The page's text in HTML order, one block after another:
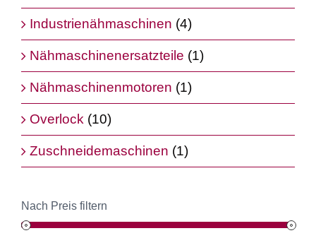
Industrienähmaschinen (4)
Nähmaschinenersatzteile (1)
Nähmaschinenmotoren (1)
Overlock (10)
Zuschneidemaschinen (1)
Nach Preis filtern